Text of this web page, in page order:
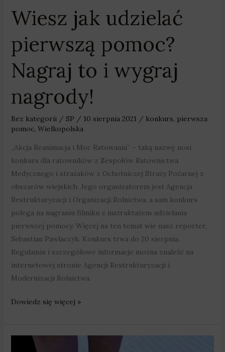
Wiesz jak udzielać
pierwszą pomoc?
Nagraj to i wygraj
nagrody!
Bez kategorii/ SP / 10 sierpnia 2021 / konkurs, pierwsza
pomoc, Wielkopolska
„Akcja Reanimacja i Moc Ratowania” – taką nazwę nosi
konkurs dla ratowników z Zespołów Ratownictwa
Medycznego i strażaków z Ochotniczej Straży Pożarnej z
obszarów wiejskich. Jego organizatorem jest Agencja
Restrukturyzacji i Organizacji Rolnictwa, a sam konkurs
polega na nagraniu filmiku z instruktażem udzielania
pierwszej pomocy. Więcej na ten temat wie nasz reporter,
Sebastian Pawlaczyk. Konkurs trwa do 20 sierpnia.
Regulamin i szczegółowe informacje można znaleźć na
internetowej stronie Agencji Restrukturyzacji i
Modernizacji Rolnictwa.
Dowiedz się więcej »